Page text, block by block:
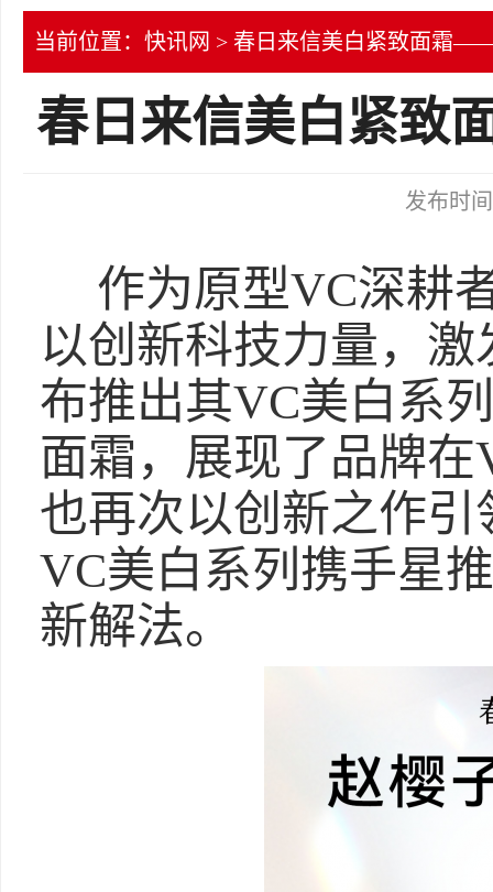
当前位置： 快讯网 > 春日来信美白紧致面霜
春日来信美白紧
发布时
作为原型VC深耕
以创新科技力量，
布推出其VC美白系
面霜，展现了品牌
也再次以创新之作
VC美白系列携手星
新解法。